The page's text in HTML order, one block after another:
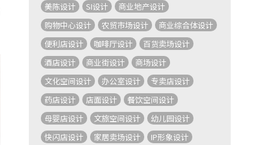
美陈设计
SI设计
商业地产设计
购物中心设计
农贸市场设计
商业综合体设计
便利店设计
咖啡厅设计
百货卖场设计
酒店设计
商业街设计
商场设计
文化空间设计
办公室设计
专卖店设计
药店设计
店面设计
餐饮空间设计
母婴店设计
文旅空间设计
幼儿园设计
快闪店设计
家居卖场设计
IP形象设计